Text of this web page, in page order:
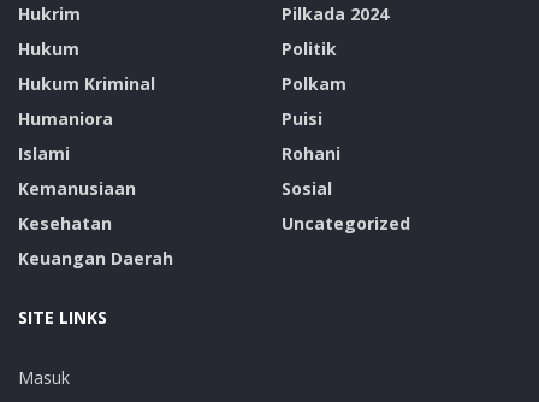
Hukrim
Hukum
Hukum Kriminal
Humaniora
Islami
Kemanusiaan
Kesehatan
Keuangan Daerah
Pilkada 2024
Politik
Polkam
Puisi
Rohani
Sosial
Uncategorized
SITE LINKS
Masuk